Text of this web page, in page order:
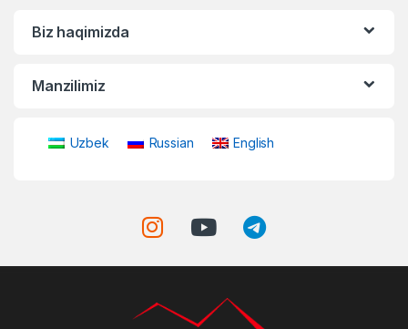
Biz haqimizda
Manzilimiz
Uzbek Russian English